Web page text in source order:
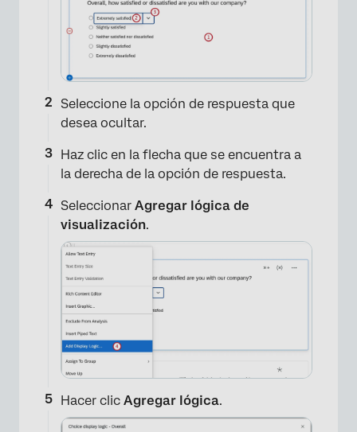
Seleccione la opción de respuesta que
desea ocultar.
Haz clic en la flecha que se encuentra a
la derecha de la opción de respuesta.
Seleccionar Agregar lógica de
visualización.
Hacer clic Agregar lógica.